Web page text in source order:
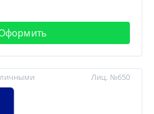
Лиц. №650